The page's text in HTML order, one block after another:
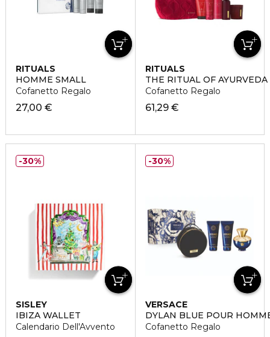
RITUALS
HOMME SMALL
Cofanetto Regalo
27,00 €
RITUALS
THE RITUAL OF AYURVEDA
Cofanetto Regalo
61,29 €
SISLEY
IBIZA WALLET
Calendario Dell'Avvento
30%
VERSACE
DYLAN BLUE POUR
Cofanetto Regalo
30%